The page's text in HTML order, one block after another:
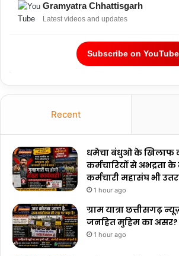
Gramyatra Chhattisgarh
Latest videos and updates
Subscribe on YouTube
Recent
धमेचा बंधुओ के खिलाफ
कर्मचारियों से अभद्रता
कर्मचारी महासंघ भी
1 hour ago
ग्राम यात्रा छत्तीसगढ़
जनहित मुहिम का असर?
1 hour ago